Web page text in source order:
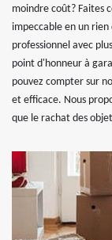
moindre coût? Faites
impeccable en un
professionnel avec
point d'honneur à
pouvez compter sur
et efficace. Nous
que le rachat des